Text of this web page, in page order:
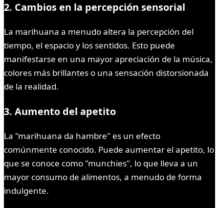
2. Cambios en la percepción sensorial
La marihuana a menudo altera la percepción del
tiempo, el espacio y los sentidos. Esto puede
manifestarse en una mayor apreciación de la música,
colores más brillantes o una sensación distorsionada
de la realidad.
3. Aumento del apetito
La "marihuana da hambre" es un efecto
comúnmente conocido. Puede aumentar el apetito, lo
que se conoce como "munchies", lo que lleva a un
mayor consumo de alimentos, a menudo de forma
indulgente.